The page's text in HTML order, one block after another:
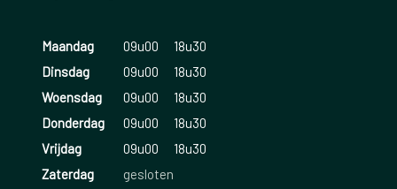
Maandag 09u00
18u30
Dinsdag
09u00
18u30
Woensdag
09u00
18u30
Donderdag
09u00
18u30
Vrijdag
09u00
18u30
Zaterdag
gesloten